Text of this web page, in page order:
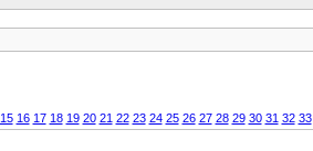
15 16 17 18 19 20 21 22 23 24 25 26 27 28 29 30 31 32 33